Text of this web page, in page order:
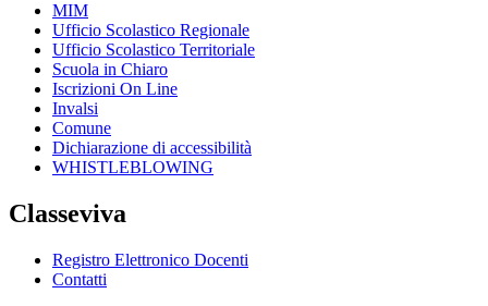
MIM
Ufficio Scolastico Regionale
Ufficio Scolastico Territoriale
Scuola in Chiaro
Iscrizioni On Line
Invalsi
Comune
Dichiarazione di accessibilità
WHISTLEBLOWING
Classeviva
Registro Elettronico Docenti
Contatti